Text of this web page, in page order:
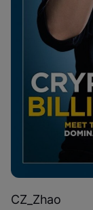
CZ_Zhao